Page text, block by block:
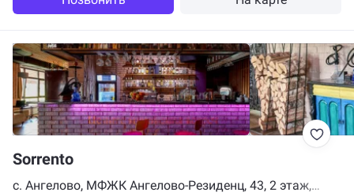
Sorrento
с. Ангелово, МФЖК Ангелово-Резиденц, 43, 2 этаж,